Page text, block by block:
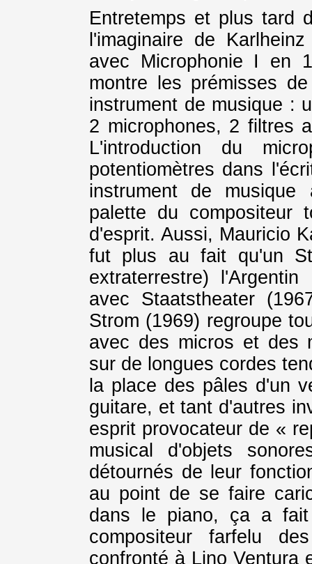
Entretemps et plus tard
l'imaginaire de
avec Microphonie I en
montre les prémisses
instrument de musique :
2 microphones, 2 filtres
L'introduction du
potentiomètres dans
instrument de musique
palette du compositeur
d'esprit. Aussi, Mauricio
fut plus au fait qu'un
extraterrestre)
avec Staatstheater
Strom (1969) regroupe
avec des micros et des
sur de longues cordes
la place des pâles d'un
guitare, et tant d'autres
esprit provocateur de «
musical d'objets
détournés de leur
au point de se faire
dans le piano, ça a
compositeur farfelu
confronté à Lino Ventura